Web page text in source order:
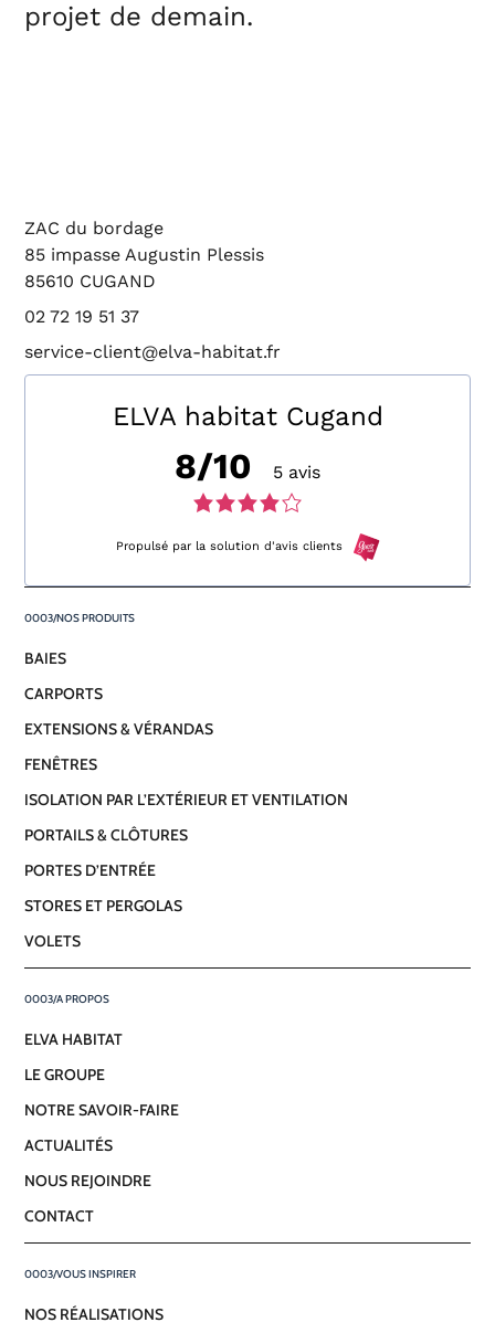
projet de demain.
ZAC du bordage
85 impasse Augustin Plessis
85610 CUGAND
02 72 19 51 37
service-client@elva-habitat.fr
ELVA habitat Cugand
8/10
5 avis
Note
de
4,0
Propulsé par la solution d'avis clients
NOS PRODUITS
BAIES
CARPORTS
EXTENSIONS & VÉRANDAS
FENÊTRES
ISOLATION PAR L’EXTÉRIEUR ET VENTILATION
PORTAILS & CLÔTURES
PORTES D’ENTRÉE
STORES ET PERGOLAS
VOLETS
A PROPOS
ELVA HABITAT
LE GROUPE
NOTRE SAVOIR-FAIRE
ACTUALITÉS
NOUS REJOINDRE
CONTACT
VOUS INSPIRER
NOS RÉALISATIONS